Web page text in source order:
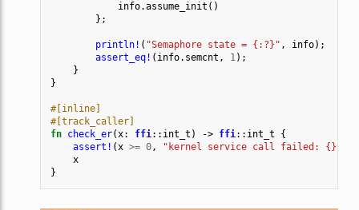
info.assume_init ()
};
println! ( "Semaphore state = {:?}" , info);
assert_eq! ( info. semcnt , 1);
}
}
#[inline]
#[track_caller]
fn check_er(x: ffi:: int_t ) -> ffi:: int_t
{
assert! (x >= 0, "kernel service call failed: {}"
x
}